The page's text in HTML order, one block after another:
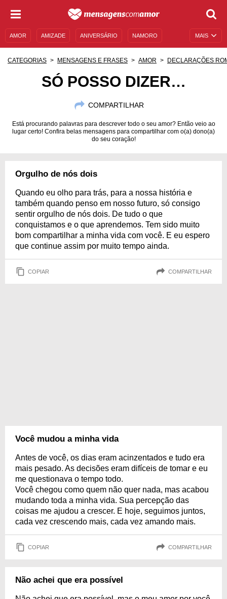
MAIS
AMOR AMIZADE ANIVERSÁRIO NAMORO
UNIVERSO FEMININO
CATEGORIAS MENSAGENS E FRASES AMOR DECLARAÇÕES
SÓ POSSO DIZER…
COMPARTILHAR
Está procurando palavras para descrever todo o seu amor? Então veio ao
lugar certo! Confira belas mensagens para compartilhar com o(a) dono(a)
do seu coração!
Orgulho de nós dois
Quando eu olho para trás, para a nossa história e
também quando penso em nosso futuro, só consigo
sentir orgulho de nós dois. De tudo o que
conquistamos e o que aprendemos. Tem sido muito
bom compartilhar a minha vida com você. E eu espero
que continue assim por muito tempo ainda.
COPIAR COMPARTILHAR
Você mudou a minha vida
Antes de você, os dias eram acinzentados e tudo era
mais pesado. As decisões eram difíceis de tomar e eu
me questionava o tempo todo.
Você chegou como quem não quer nada, mas acabou
mudando toda a minha vida. Sua percepção das
coisas me ajudou a crescer. E hoje, seguimos juntos,
cada vez crescendo mais, cada vez amando mais.
COPIAR COMPARTILHAR
Não achei que era possível